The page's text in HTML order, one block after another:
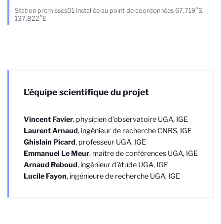
Station premisses01 installée au point de coordonnées 67.719°S,
137.822°E
L'équipe scientifique du projet
Vincent Favier, physicien d'observatoire UGA, IGE
Laurent Arnaud, ingénieur de recherche CNRS, IGE
Ghislain Picard, professeur UGA, IGE
Emmanuel Le Meur, maître de conférences UGA, IGE
Arnaud Reboud, ingénieur d’étude UGA, IGE
Lucile Fayon, ingénieure de recherche UGA, IGE